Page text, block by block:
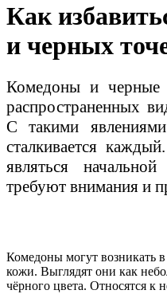
Как
и черных
Комедоны и
распространенных
С такими
сталкивается
являться
требуют внимания и
Комедоны могут возникать
кожи. Выглядят они как
чёрного цвета. Относятся к